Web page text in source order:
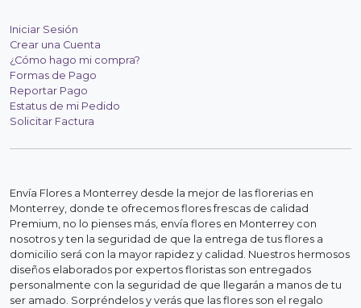
Iniciar Sesión
Crear una Cuenta
¿Cómo hago mi compra?
Formas de Pago
Reportar Pago
Estatus de mi Pedido
Solicitar Factura
Envía Flores a Monterrey desde la mejor de las florerias en
Monterrey, donde te ofrecemos flores frescas de calidad
Premium, no lo pienses más, envía flores en Monterrey con
nosotros y ten la seguridad de que la entrega de tus flores a
domicilio será con la mayor rapidez y calidad. Nuestros hermosos
diseños elaborados por expertos floristas son entregados
personalmente con la seguridad de que llegarán a manos de tu
ser amado. Sorpréndelos y verás que las flores son el regalo